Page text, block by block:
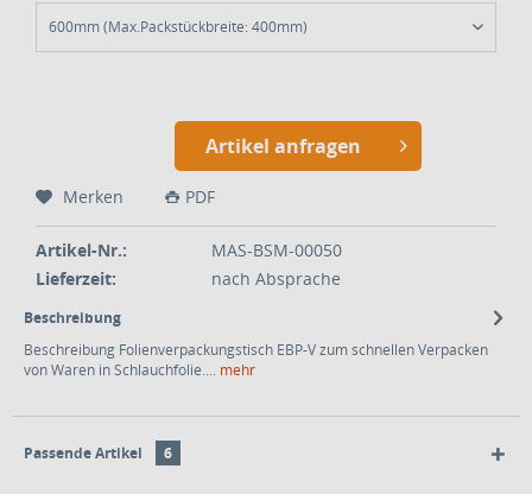
600mm (Max.Packstückbreite: 400mm)
Artikel anfragen
Merken PDF
Artikel-Nr.:
MAS-BSM-00050
Lieferzeit:
nach Absprache
Beschreibung
Beschreibung Folienverpackungstisch EBP‑V zum schnellen Verpacken
von Waren in Schlauchfolie.... mehr
Passende Artikel 6